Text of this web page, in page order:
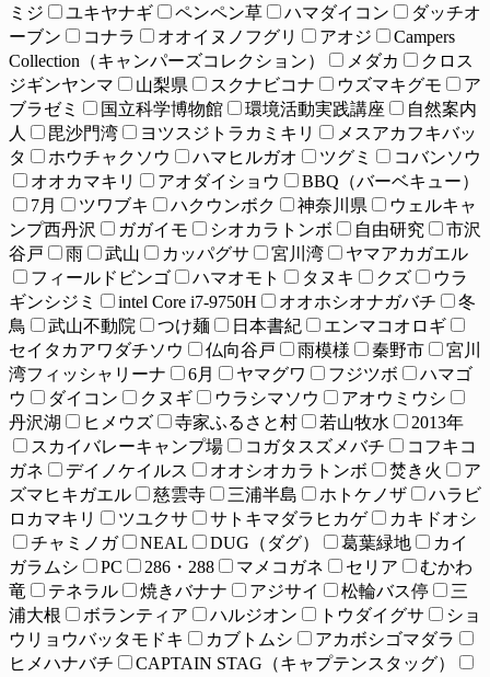
ミジ
ユキヤナギ ペンペン草 ハマダイコン
ダッチオ
ーブン
コナラ オオイヌノフグリ アオジ
Campers
Collection（キャンパーズコレクション）
メダカ
クロス
ジギンヤンマ
山梨県 スクナビコナ ウズマキグモ
ア
ブラゼミ
国立科学博物館 環境活動実践講座
自然案内
人
毘沙門湾 ヨツスジトラカミキリ
メスアカフキバッ
タ
ホウチャクソウ ハマヒルガオ ツグミ
コバンソウ
オオカマキリ
アオダイショウ
BBQ（バーベキュー）
7月
ツワブキ ハクウンボク 神奈川県
ウェルキャ
ンプ西丹沢
ガガイモ シオカラトンボ 自由研究
市沢
谷戸
雨 武山 カッパグサ 宮川湾
ヤマアカガエル
フィールドビンゴ
ハマオモト タヌキ クズ
ウラ
ギンシジミ
intel Core i7-9750H オオホシオナガバチ
冬
鳥
武山不動院 つけ麺 日本書紀
エンマコオロギ
セイタカアワダチソウ
仏向谷戸 雨模様 秦野市
宮川
湾フィッシャリーナ
6月 ヤマグワ フジツボ
ハマゴ
ウ
ダイコン クヌギ ウラシマソウ
アオウミウシ
丹沢湖
ヒメウズ 寺家ふるさと村 若山牧水
2013年
スカイバレーキャンプ場
コガタスズメバチ
コフキコ
ガネ
デイノケイルス オオシオカラトンボ 焚き火
ア
ズマヒキガエル
慈雲寺 三浦半島 ホトケノザ
ハラビ
ロカマキリ
ツユクサ サトキマダラヒカゲ
カキドオシ
チャミノガ
NEAL DUG（ダグ） 葛葉緑地
カイ
ガラムシ
PC 286・288 マメコガネ セリア
むかわ
竜
テネラル 焼きバナナ アジサイ 松輪バス停
三
浦大根
ボランティア ハルジオン トウダイグサ
ショ
ウリョウバッタモドキ
カブトムシ
アカボシゴマダラ
ヒメハナバチ
CAPTAIN STAG（キャプテンスタッグ）